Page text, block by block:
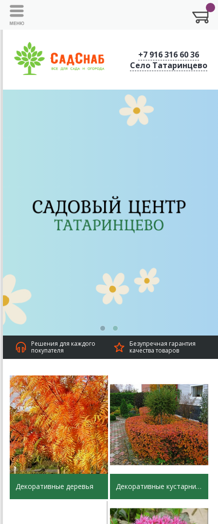
+7 916 316 60 36
Село Татаринцево
Решения для каждого
покупателя
Безупречная гарантия
качества товаров
Декоративные деревья Декоративные кустарники